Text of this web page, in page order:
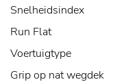
Snelheidsindex
Run Flat
Voertuigtype
Grip op nat wegdek